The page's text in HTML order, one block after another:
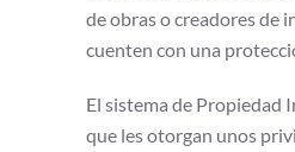
de obras o creadores de
cuenten con una
El sistema de Propiedad
que les otorgan unos